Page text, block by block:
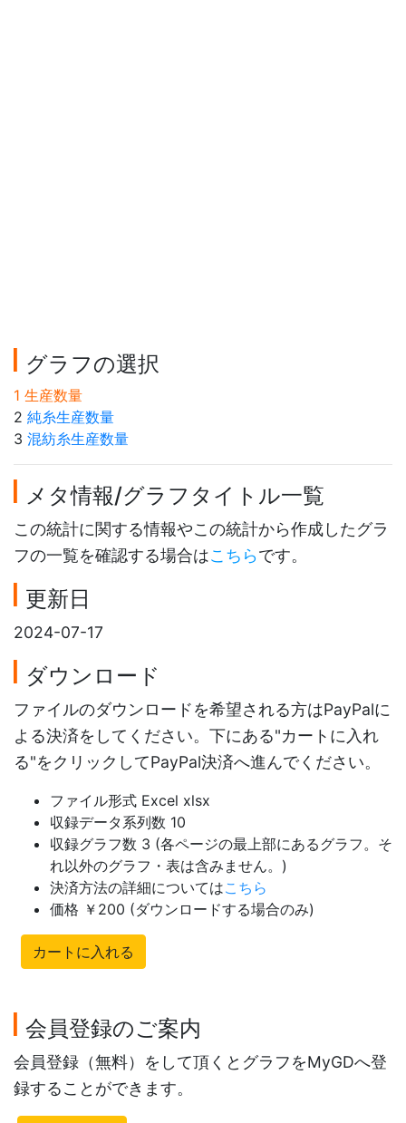
グラフの選択
1 生産数量
2 純糸生産数量
3 混紡糸生産数量
メタ情報/グラフタイトル一覧
この統計に関する情報やこの統計から作成したグラ
フの一覧を確認する場合はこちらです。
更新日
2024-07-17
ダウンロード
ファイルのダウンロードを希望される方はPayPalに
よる決済をしてください。下にある"カートに入れ
る"をクリックしてPayPal決済へ進んでください。
ファイル形式 Excel xlsx
収録データ系列数 10
収録グラフ数 3 (各ページの最上部にあるグラフ。そ
れ以外のグラフ・表は含みません。)
決済方法の詳細についてはこちら
価格 ￥200 (ダウンロードする場合のみ)
カートに入れる
会員登録のご案内
会員登録（無料）をして頂くとグラフをMyGDへ登
録することができます。